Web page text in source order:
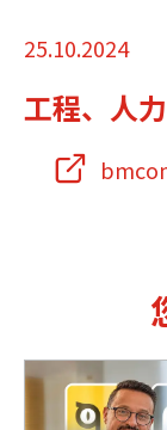
25.10.2024
工程、人